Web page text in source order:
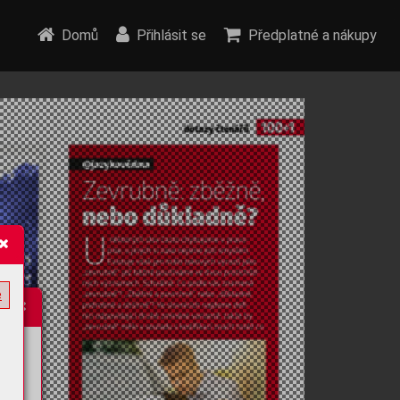
Domů Přihlásit se Předplatné a nákupy